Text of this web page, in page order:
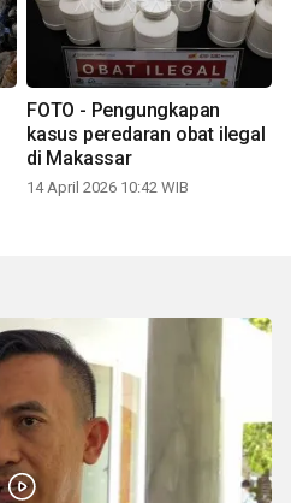
FOTO - Pengungkapan
kasus peredaran obat ilegal
di Makassar
14 April 2026 10:42 WIB